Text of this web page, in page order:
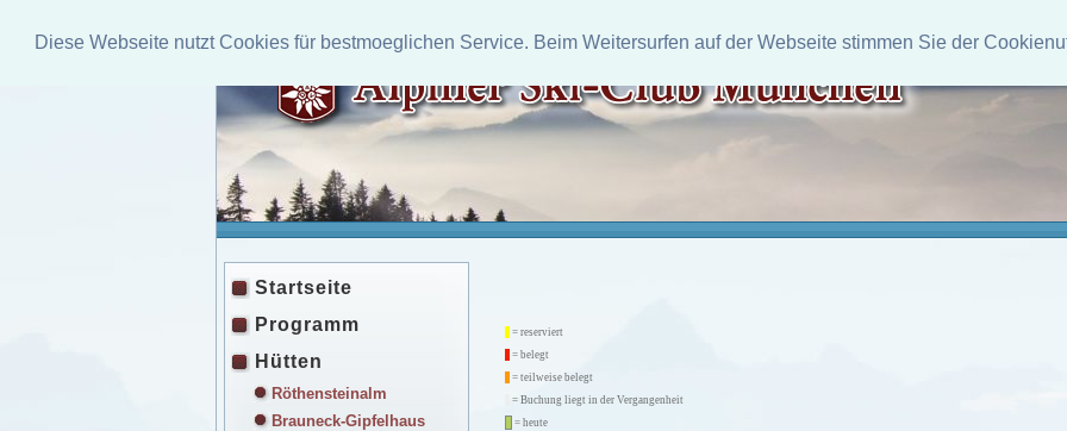
Diese Webseite nutzt Cookies für bestmoeglichen Service. Beim Weitersurfen auf der Webseite stimmen Sie der
Startseite
Programm
Hütten
Röthensteinalm
Brauneck-Gipfelhaus
= reserviert
= belegt
= teilweise belegt
= Buchung liegt in der Vergangenheit
= heute